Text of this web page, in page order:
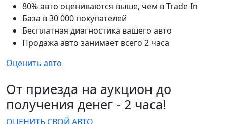
80% авто оцениваются выше, чем в Trade In
База в 30 000 покупателей
Бесплатная диагностика вашего авто
Продажа авто занимает всего 2 часа
Оценить авто
От приезда на аукцион до
получения денег - 2 часа!